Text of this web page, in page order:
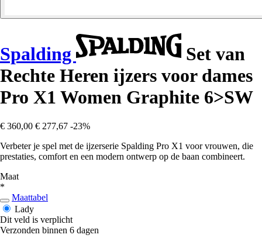
Spalding
Set van
Rechte Heren ijzers voor dames
Pro X1 Women Graphite 6>SW
€ 360,00 € 277,67 -23%
Verbeter je spel met de ijzerserie Spalding Pro X1 voor vrouwen, die
prestaties, comfort en een modern ontwerp op de baan combineert.
Maat
*
Maattabel
Lady
Dit veld is verplicht
Verzonden binnen 6 dagen